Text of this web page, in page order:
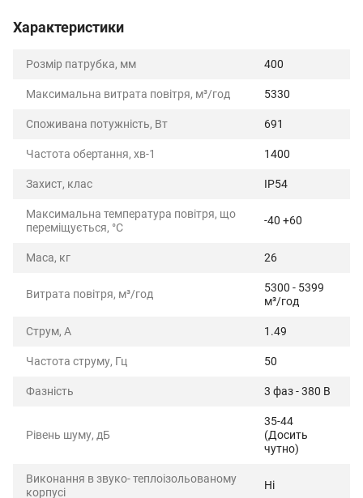
Характеристики
Розмір патрубка, мм 400
Максимальна витрата повітря, м³/год 5330
Споживана потужність, Вт 691
Частота обертання, хв-1 1400
Захист, клас IP54
Максимальна температура повітря, що
переміщується, °C
-40 +60
Маса, кг 26
Витрата повітря, м³/год
5300 - 5399
м³/год
Струм, А 1.49
Частота струму, Гц 50
Фазність 3 фаз - 380 В
Рівень шуму, дБ
35-44
(Досить
чутно)
Виконання в звуко- теплоізольованому
корпусі
Ні